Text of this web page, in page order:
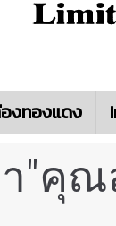
งทองแดง
"คุ